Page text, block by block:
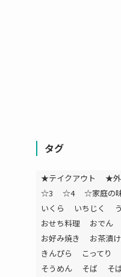
タグ
★テイクアウト ★
☆3
☆4 ☆家庭の
いくら
いちじく
おせち料理
おでん
お好み焼き
お茶漬け
きんぴら
こってり
そうめん
そば そ